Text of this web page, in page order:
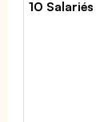
10 Salariés